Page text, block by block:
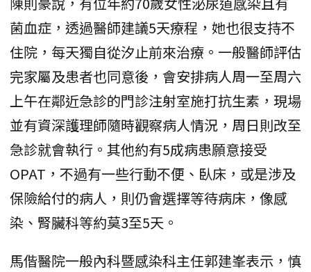
菌血症，透過醫師建議5天療程，她也很支持不
住院，每天獨自從汐止前來治療。一般醫師評估
完家屬及患者也同意後，會安排病人周一至周六
上午在鄰近急診的門診注射室施打抗生素，現場
並有資深護理師隨時觀察病人情況，周日則改至
急診就會執行。其他約有5成病患願意接受
OPAT，不過有一些行動不便、臥床，或是涉及
保險給付的病人，則仍會選擇等待病床，像感
染、腎臟科等約莫3至5天。
馬偕醫院一般內科暨感染科主任郭建峯表示，慎